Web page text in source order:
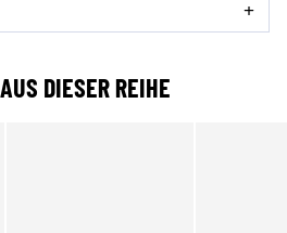
DIESER REIHE